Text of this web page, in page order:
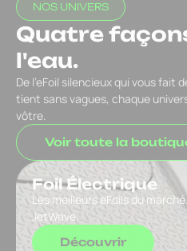
NOS UNIVERS
Quatre
l'eau.
De l’eFoil silencieux qui vous fait
tient sans vagues, chaque
vôtre.
Voir toute la
Foil Électrique
Les meilleurs eFoils du
JetWave.
Découvrir